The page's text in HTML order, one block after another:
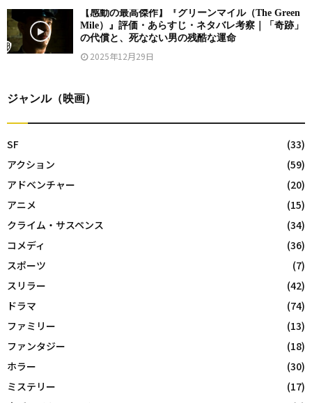
【感動の最高傑作】『グリーンマイル（The Green
Mile）』評価・あらすじ・ネタバレ考察｜「奇跡」
の代償と、死なない男の残酷な運命
2025年12月29日
ジャンル（映画）
SF
(33)
アクション
(59)
アドベンチャー
(20)
アニメ
(15)
クライム・サスペンス
(34)
コメディ
(36)
スポーツ
(7)
スリラー
(42)
ドラマ
(74)
ファミリー
(13)
ファンタジー
(18)
ホラー
(30)
ミステリー
(17)